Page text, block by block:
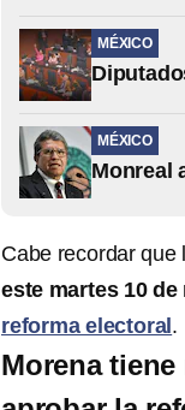
MÉXICO
MÉXICO
Monreal
Cabe recordar que
este martes 10
reforma electoral .
Morena